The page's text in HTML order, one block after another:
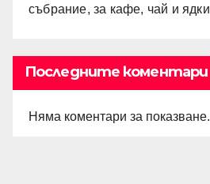
събрание, за кафе, чай и ядки
Последните коментари
Няма коментари за показване.